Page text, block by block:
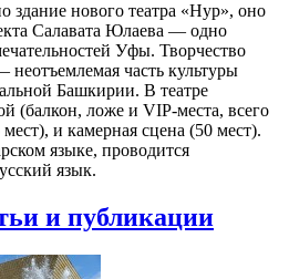
здание нового театра «Нур», оно
Салавата Юлаева — одно
Уфы. Творчество
неотъемлемая часть культуры
Башкирии. В театре
(балкон, ложе и VIP-места, всего
и камерная сцена (50 мест).
языке, проводится
язык.
и публикации